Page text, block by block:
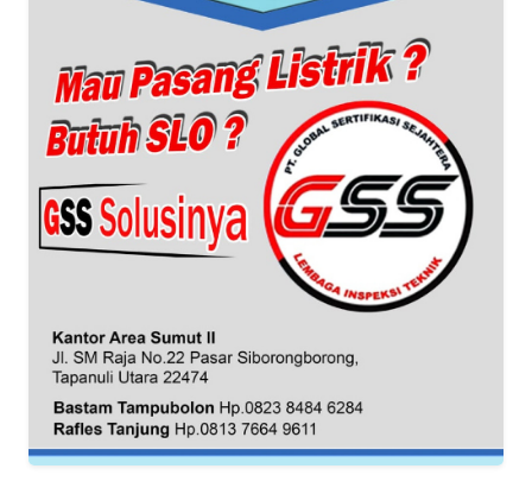
WN
PAPUA
BARAT
WN
RIAU
WN
JAMBI
WN